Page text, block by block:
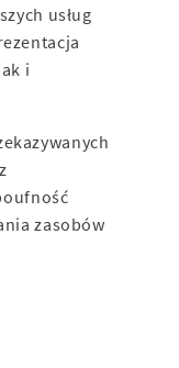
usług
i
zasobów